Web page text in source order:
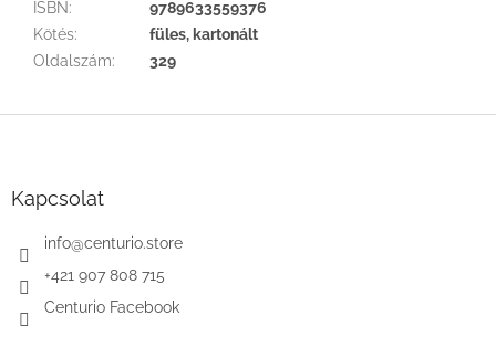
ISBN:
9789633559376
Kötés:
füles, kartonált
Oldalszám: 329
Kapcsolat
info@centurio.store
+421 907 808 715
Centurio Facebook